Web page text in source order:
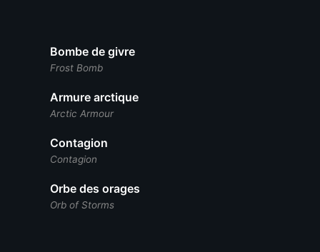
Bombe de givre
Frost Bomb
Armure arctique
Arctic Armour
Contagion
Contagion
Orbe des orages
Orb of Storms